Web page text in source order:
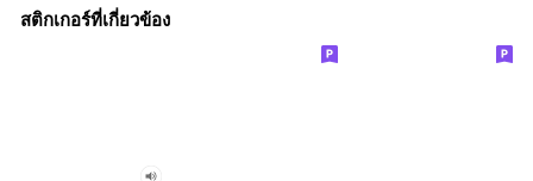
สติกเกอร์ที่เกี่ยวข้อง